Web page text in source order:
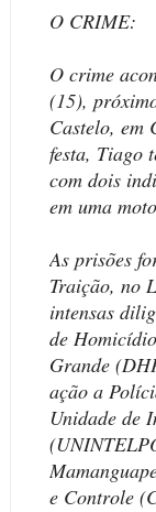
O CRIME:
O crime
(15),
Castelo, em
festa, Tiago
com dois
em uma
As prisões
Traição, no
intensas
de
Grande
ação a
Unidade de
e Controle